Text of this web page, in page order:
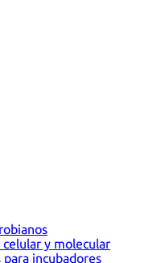
celular y molecular
para incubadores